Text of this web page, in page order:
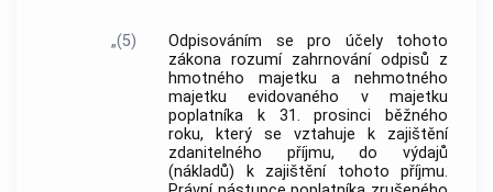
„(5)
Odpisováním se pro účely tohoto
zákona rozumí zahrnování odpisů z
hmotného majetku a nehmotného
majetku evidovaného v majetku
poplatníka k 31. prosinci běžného
roku, který se vztahuje k zajištění
zdanitelného příjmu, do výdajů
(nákladů) k zajištění tohoto příjmu.